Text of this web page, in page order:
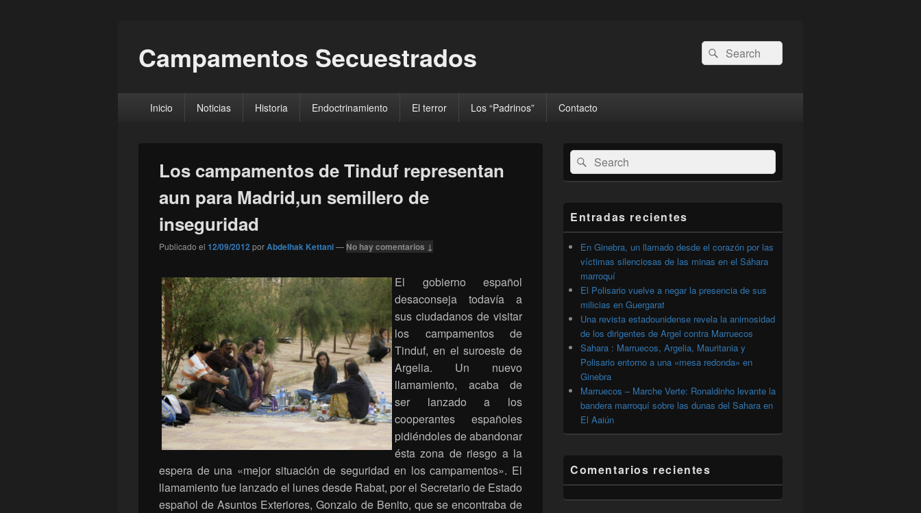
Campamentos Secuestrados
Buscar
por:
Buscar
principalInicio Noticias Historia Endoctrinamiento El terror Los “Padrinos” Contacto
Los campamentos de Tinduf representan
aun para Madrid,un semillero de
inseguridad
Publicado el 12/09/2012 porAbdelhak Kettani— No hay comentarios ↓
El gobierno español
desaconseja todavía a
sus ciudadanos de visitar
los campamentos de
Tinduf, en el suroeste de
Argelia. Un nuevo
llamamiento, acaba de
ser lanzado a los
cooperantes españoles
pidiéndoles de abandonar
ésta zona de riesgo a la
espera de una «mejor situación de seguridad en los campamentos». El
llamamiento fue lanzado el lunes desde Rabat, por el Secretario de Estado
español de Asuntos Exteriores, Gonzalo de Benito, que se encontraba de
El
área
de
widget
lateral
primaria
Buscar
por:
Buscar
Entradas recientes
En Ginebra, un llamado desde el corazón por las
víctimas silenciosas de las minas en el Sáhara
marroquí
El Polisario vuelve a negar la presencia de sus
milicias en Guergarat
Una revista estadounidense revela la animosidad
de los dirigentes de Argel contra Marruecos
Sahara : Marruecos, Argelia, Mauritania y
Polisario entorno a una «mesa redonda» en
Ginebra
Marruecos – Marche Verte: Ronaldinho levante la
bandera marroquí sobre las dunas del Sahara en
El Aaiún
Comentarios recientes